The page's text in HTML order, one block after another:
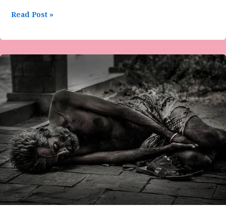
Read Post »
ಲೆಕ್ಕ..